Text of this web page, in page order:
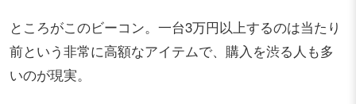
ところがこのビーコン。一台3万円以上するのは当たり
前という非常に高額なアイテムで、購入を渋る人も多
いのが現実。